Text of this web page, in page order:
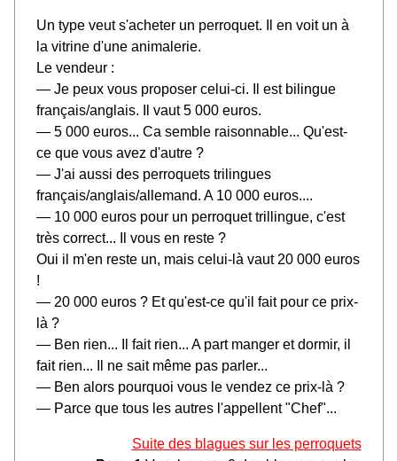
Un type veut s'acheter un perroquet. Il en voit un à
la vitrine d'une animalerie.
Le vendeur :
— Je peux vous proposer celui-ci. Il est bilingue
français/anglais. Il vaut 5 000 euros.
— 5 000 euros... Ca semble raisonnable... Qu'est-
ce que vous avez d'autre ?
— J'ai aussi des perroquets trilingues
français/anglais/allemand. A 10 000 euros....
— 10 000 euros pour un perroquet trillingue, c'est
très correct... Il vous en reste ?
Oui il m'en reste un, mais celui-là vaut 20 000 euros
!
— 20 000 euros ? Et qu'est-ce qu'il fait pour ce prix-
là ?
— Ben rien... Il fait rien... A part manger et dormir, il
fait rien... Il ne sait même pas parler...
— Ben alors pourquoi vous le vendez ce prix-là ?
— Parce que tous les autres l'appellent "Chef"...
Suite des blagues sur les perroquets